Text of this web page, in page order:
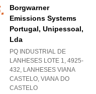
Borgwarner
Emissions Systems
Portugal, Unipessoal,
Lda
PQ INDUSTRIAL DE
LANHESES LOTE 1, 4925-
432, LANHESES VIANA
CASTELO, VIANA DO
CASTELO